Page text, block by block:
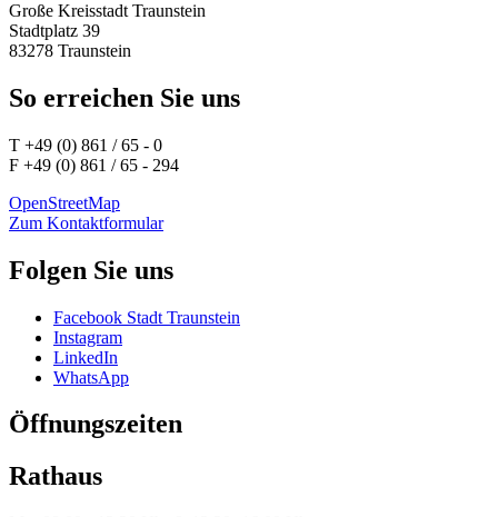
Große Kreisstadt Traunstein
Stadtplatz 39
83278 Traunstein
So erreichen Sie uns
T +49 (0) 861 / 65 - 0
F +49 (0) 861 / 65 - 294
OpenStreetMap
Zum Kontaktformular
Folgen Sie uns
Facebook Stadt Traunstein
Instagram
LinkedIn
WhatsApp
Öffnungszeiten
Rathaus